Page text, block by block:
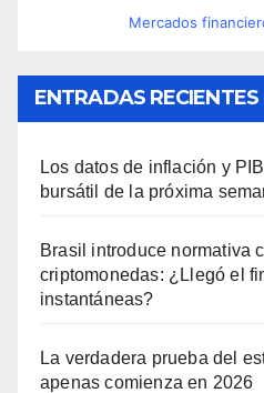
Mercados
ENTRADAS RECIENTES
Los datos de inflación y
bursátil de la próxima
Brasil introduce normativa
criptomonedas: ¿Llegó el
instantáneas?
La verdadera prueba del
apenas comienza en 2026